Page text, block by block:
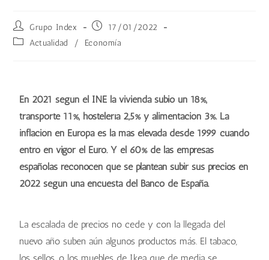
Grupo Index
17/01/2022
Actualidad
/ Economía
En 2021 según el INE la vivienda subió un 18%,
transporte 11%, hostelería 2,5% y alimentación 3%. La
inflación en Europa es la más elevada desde 1999 cuando
entró en vigor el Euro. Y el 60% de las empresas
españolas reconocen que se plantean subir sus precios en
2022 según una encuesta del Banco de España.
La escalada de precios no cede y con la llegada del
nuevo año suben aún algunos productos más. El tabaco,